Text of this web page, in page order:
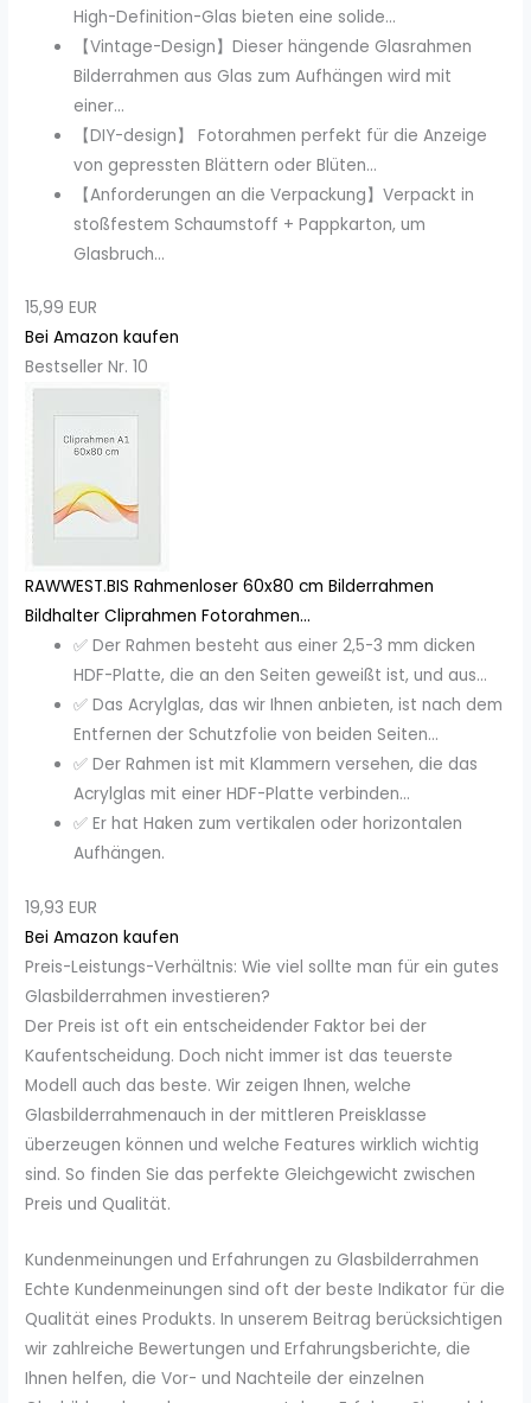
High-Definition-Glas bieten eine solide...
【Vintage-Design】Dieser hängende Glasrahmen
Bilderrahmen aus Glas zum Aufhängen wird mit
einer...
【DIY-design】 Fotorahmen perfekt für die Anzeige
von gepressten Blättern oder Blüten...
【Anforderungen an die Verpackung】Verpackt in
stoßfestem Schaumstoff + Pappkarton, um
Glasbruch...
15,99 EUR
Bei Amazon kaufen
Bestseller Nr. 10
RAWWEST.BIS Rahmenloser 60x80 cm Bilderrahmen
Bildhalter Cliprahmen Fotorahmen...
✅ Der Rahmen besteht aus einer 2,5-3 mm dicken
HDF-Platte, die an den Seiten geweißt ist, und aus...
✅ Das Acrylglas, das wir Ihnen anbieten, ist nach dem
Entfernen der Schutzfolie von beiden Seiten...
✅ Der Rahmen ist mit Klammern versehen, die das
Acrylglas mit einer HDF-Platte verbinden...
✅ Er hat Haken zum vertikalen oder horizontalen
Aufhängen.
19,93 EUR
Bei Amazon kaufen
Preis-Leistungs-Verhältnis: Wie viel sollte man für ein gutes
Glasbilderrahmen investieren?
Der Preis ist oft ein entscheidender Faktor bei der
Kaufentscheidung. Doch nicht immer ist das teuerste
Modell auch das beste. Wir zeigen Ihnen, welche
Glasbilderrahmenauch in der mittleren Preisklasse
überzeugen können und welche Features wirklich wichtig
sind. So finden Sie das perfekte Gleichgewicht zwischen
Preis und Qualität.
Kundenmeinungen und Erfahrungen zu Glasbilderrahmen
Echte Kundenmeinungen sind oft der beste Indikator für die
Qualität eines Produkts. In unserem Beitrag berücksichtigen
wir zahlreiche Bewertungen und Erfahrungsberichte, die
Ihnen helfen, die Vor- und Nachteile der einzelnen